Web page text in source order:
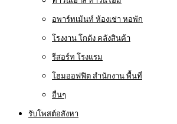
อพาร์ทเม้นท์ ห้องเช่า หอพัก
โรงงาน โกดัง คลังสินค้า
รีสอร์ท โรงแรม
โฮมออฟฟิต สำนักงาน พื้นที่
อื่นๆ
รับโพสต์อสังหา